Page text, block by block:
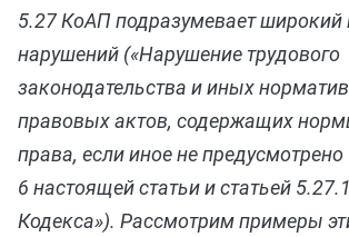
5.27 КоАП подразумевает широкий
нарушений («Нарушение трудового
законодательства и иных
правовых актов, содержащих
права, если иное не
6 настоящей статьи и статьей
Кодекса»). Рассмотрим примеры